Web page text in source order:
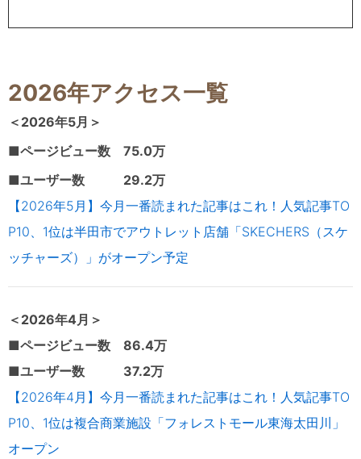
2026年アクセス一覧
＜2026年5月＞
■ページビュー数 75.0万
■ユーザー数 29.2万
【2026年5月】今月一番読まれた記事はこれ！人気記事TO
P10、1位は半田市でアウトレット店舗「SKECHERS（スケ
ッチャーズ）」がオープン予定
＜2026年4月＞
■ページビュー数 86.4万
■ユーザー数 37.2万
【2026年4月】今月一番読まれた記事はこれ！人気記事TO
P10、1位は複合商業施設「フォレストモール東海太田川」
オープン